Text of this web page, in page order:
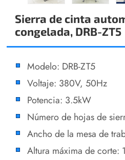
Sierra de cinta
congelada, DRB-ZT5
Modelo: DRB-ZT5
Voltaje: 380V, 50Hz
Potencia: 3.5kW
Número de hojas de
Ancho de la mesa de
Altura máxima de corte: